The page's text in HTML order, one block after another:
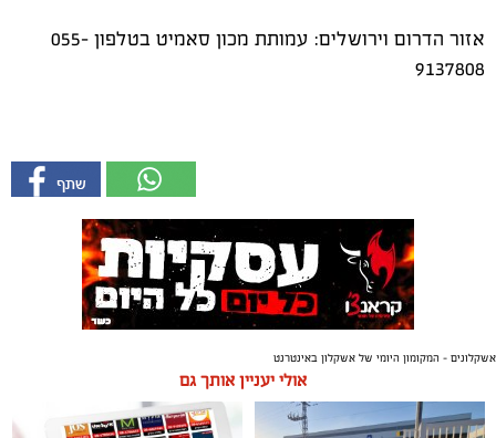
אזור הדרום וירושלים: עמותת מכון סאמיט בטלפון 055-
9137808
אשקלונים - המקומון היומי של אשקלון באינטרנט
אולי יעניין אותך גם